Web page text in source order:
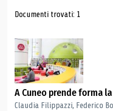
Risultati di
Documenti trovati: 1
A Cuneo prende forma
Claudia Filippazzi, Federico